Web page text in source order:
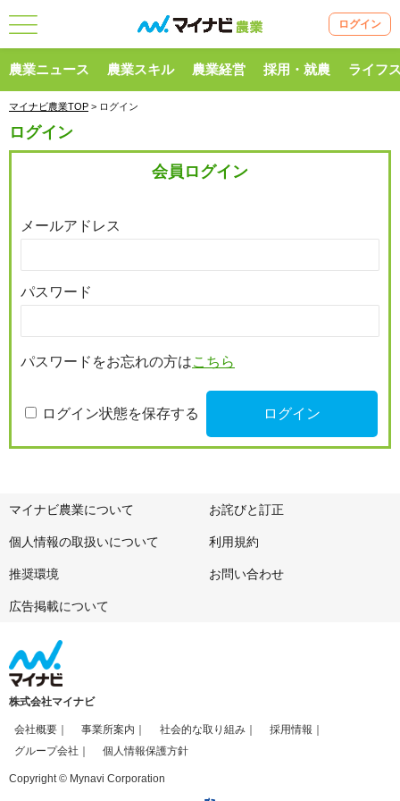
ログイン
農業ニュース 農業スキル 農業経営 採用・就農 ライフ
マイナビ農業TOP > ログイン
ログイン
会員ログイン
メールアドレス
パスワード
パスワードをお忘れの方はこちら
ログイン状態を保存する
マイナビ農業について お詫びと訂正
個人情報の取扱いについて 利用規約
推奨環境 お問い合わせ
広告掲載について
株式会社マイナビ
会社概要 事業所案内 社会的な取り組み
採用情報
グループ会社
個人情報保護方針
Copyright © Mynavi Corporation